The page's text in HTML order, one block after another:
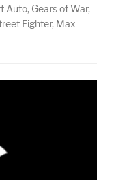
Auto, Gears of War,
Fighter, Max